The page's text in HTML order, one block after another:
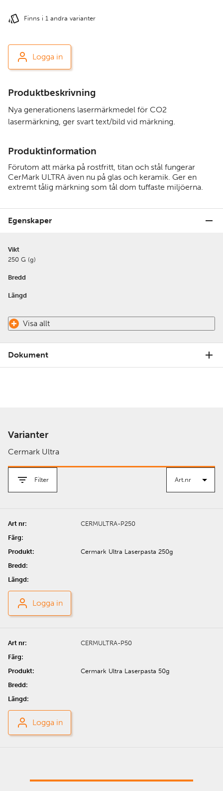
Finns i 1 andra varianter
Logga in
Produktbeskrivning
Nya generationens lasermärkmedel för CO2
lasermärkning, ger svart text/bild vid märkning.
Produktinformation
Förutom att märka på rostfritt, titan och stål fungerar
CerMark ULTRA även nu på glas och keramik. Ger en
extremt tålig märkning som tål dom tuffaste miljöerna.
Egenskaper
Vikt
250 G (g)
Bredd
Längd
Visa allt
Dokument
Varianter
Cermark Ultra
Filter
CERMULTRA-P250
Cermark Ultra Laserpasta 250g
Logga in
CERMULTRA-P50
Cermark Ultra Laserpasta 50g
Logga in